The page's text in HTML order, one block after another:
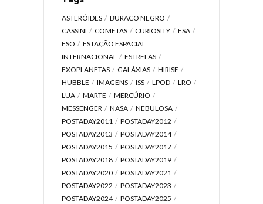
ASTERÓIDES
BURACO NEGRO
CASSINI
COMETAS CURIOSITY
ESA
ESO
ESTAÇÃO ESPACIAL
INTERNACIONAL
ESTRELAS
EXOPLANETAS
GALÁXIAS
HIRISE
HUBBLE
IMAGENS ISS LPOD
LRO
LUA
MARTE
MERCÚRIO
MESSENGER
NASA
NEBULOSA
POSTADAY2011
POSTADAY2012
POSTADAY2013
POSTADAY2014
POSTADAY2015
POSTADAY2017
POSTADAY2018
POSTADAY2019
POSTADAY2020
POSTADAY2021
POSTADAY2022
POSTADAY2023
POSTADAY2024
POSTADAY2025